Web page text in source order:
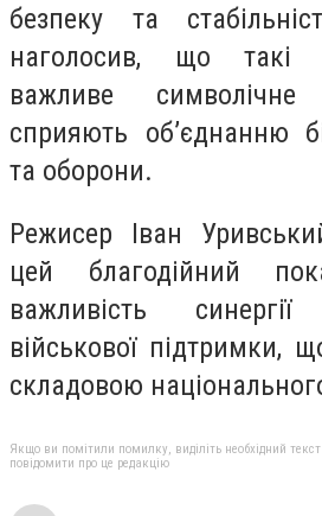
безпеку та
наголосив, що такі
важливе
сприяють об’єднанню
та оборони.
Режисер Іван
цей благодійний
важливість
військової підтримки,
складовою
Якщо ви помітили помилку, виділіть необхідний
повідомити про це редакцію